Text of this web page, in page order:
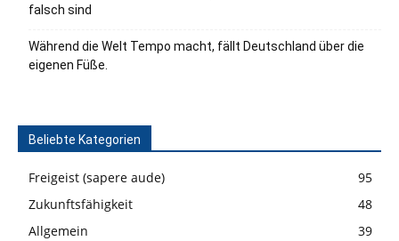
falsch sind
Während die Welt Tempo macht, fällt Deutschland über die
eigenen Füße.
Beliebte Kategorien
Freigeist (sapere aude)
95
Zukunftsfähigkeit
48
Allgemein
39